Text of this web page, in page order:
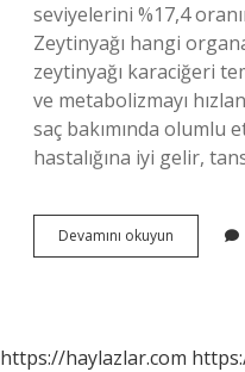
seviyelerini %17,4
Zeytinyağı hangi
zeytinyağı karaciğeri
ve metabolizmayı
saç bakımında olumlu
hastalığına iyi gelir,
Devamını okuyun Zeytinyağı
Sertleşmeye
https://haylazlar.com